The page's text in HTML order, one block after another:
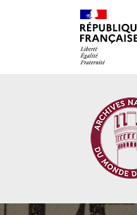
Cookies management panel